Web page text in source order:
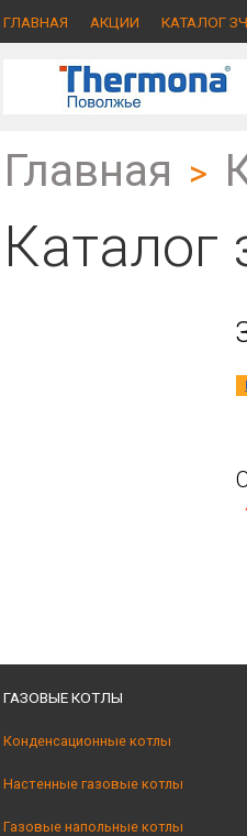
ГЛАВНАЯ АКЦИИ КАТАЛОГ ЗЧ
Главная >
Каталог
ГАЗОВЫЕ КОТЛЫ
Конденсационные котлы
Настенные газовые котлы
Газовые напольные котлы